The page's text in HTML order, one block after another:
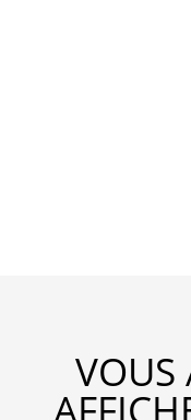
VOUS